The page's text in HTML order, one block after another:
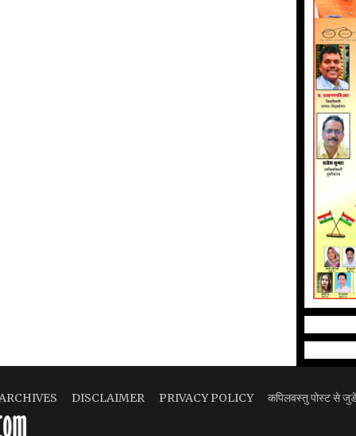
DISCLAIMER PRIVACY POLICY कपिलवस्तु पोस्ट से